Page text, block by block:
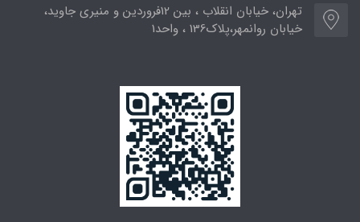
تهران، خیابان انقلاب ، بین 12فروردین و منیری جاوید،
خیابان روانمهر،پلاک136 ، واحد1